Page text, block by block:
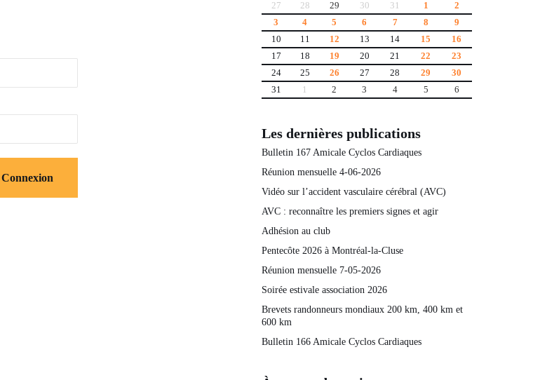
27
28 29 30 31 1
2
3
4 5 6 7 8
9
10
11 12 13 14 15
16
17
18 19 20 21 22
23
24
25 26 27 28 29
30
31
1 2 3 4 5 6
Les dernières publications
Bulletin 167 Amicale Cyclos Cardiaques
Réunion mensuelle 4-06-2026
Vidéo sur l’accident vasculaire cérébral (AVC)
AVC : reconnaître les premiers signes et agir
Adhésion au club
Pentecôte 2026 à Montréal-la-Cluse
Réunion mensuelle 7-05-2026
Soirée estivale association 2026
Brevets randonneurs mondiaux 200 km, 400 km et
600 km
Bulletin 166 Amicale Cyclos Cardiaques